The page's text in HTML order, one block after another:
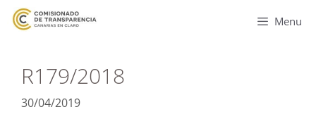
Menu
R179/2018
30/04/2019